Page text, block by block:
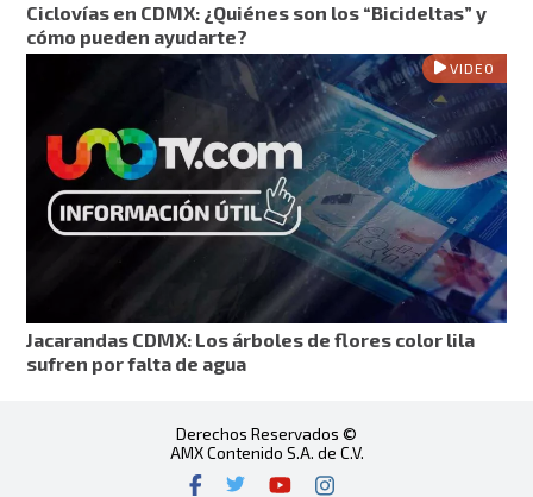
Ciclovías en CDMX: ¿Quiénes son los “Bicideltas” y
cómo pueden ayudarte?
VIDEO
Jacarandas CDMX: Los árboles de flores color lila
sufren por falta de agua
Derechos Reservados ©
AMX Contenido S.A. de C.V.